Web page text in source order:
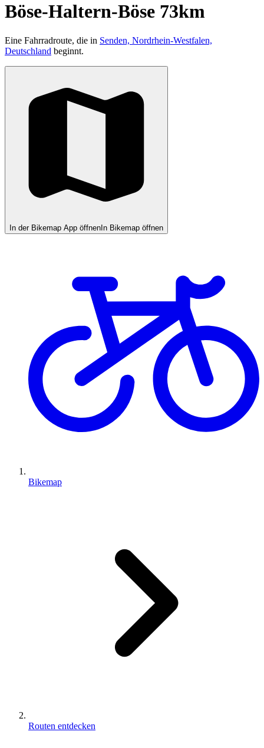
Böse-Haltern-Böse 73km
Eine Fahrradroute, die in Senden, Nordrhein-Westfalen,
Deutschland beginnt.
In der Bikemap App öffnen In Bikemap öffnen
Bikemap
Routen entdecken